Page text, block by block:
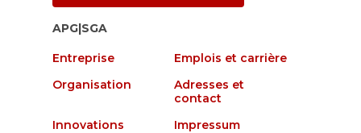
APG|SGA
Entreprise
Emplois et carrière
Organisation
Adresses et
contact
Innovations
Impressum